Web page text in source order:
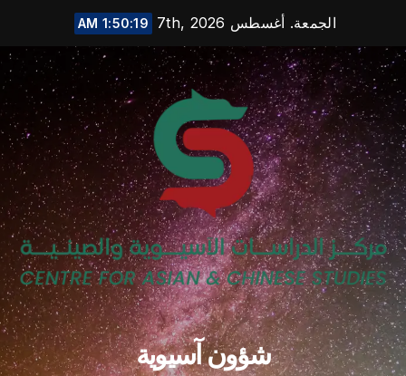
content
الجمعة. أغسطس 7th, 2026 1:50:19 AM
شؤون آسيوية